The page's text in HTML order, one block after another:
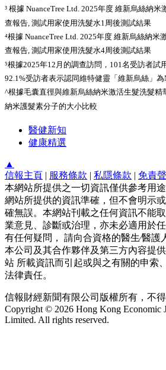
³ 根據 NuanceTree Ltd. 2025年度 維新烏絲納
查報告, 測試用家使用洗髮水1周後測試結果
⁴根據 NuanceTree Ltd. 2025年度 維新烏絲納米
查報告, 測試用家使用洗髮水4周後測試結果
⁵根據2025年12月的調查訪問，101名受訪者試
92.1%受訪者表示認同維特健靈「維新烏絲」為
^根據毛囊直徑與維新烏絲納米激活生髮洗髮精
納米護髮素分子的大小比較
醫健新知
健康精選
▲
信報主頁 | 服務條款 | 私隱條款 | 免責
本網站所提供之一切資訊僅供參考用
網站所提供的資訊準確，但不會明示
確無誤。本網站刊載之任何資訊不能
業意見、診斷或治理，亦未必適用於
有任何疑問， 請向合資格的醫生∕醫護
本公司及其合作夥伴及第三方內容提
站 所載資訊而引起或與之有關的申索
法律責任。
信報財經新聞有限公司版權所有，不得
Copyright © 2026 Hong Kong Economic
Limited. All rights reserved.